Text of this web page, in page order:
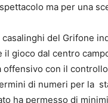
ma per una
del Grifone
il gioco dal centro
con il
di numeri per la
ha permesso di